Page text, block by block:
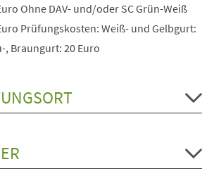
Ohne DAV- und/oder SC Grün-Weiß
Prüfungskosten: Weiß- und Gelbgurt:
, Braungurt: 20 Euro